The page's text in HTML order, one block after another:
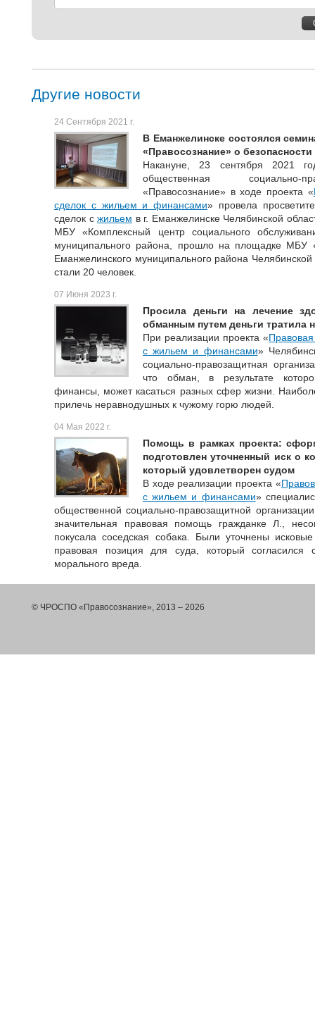
Другие новости
24 Сентября 2021 г.
В Еманжелинске состоялся
«Правосознание» о
Накануне, 23 сентября 2021
общественная социально-
«Правосознание» в ходе проекта «
сделок с жильем и финансами» провела
сделок с жильем в г. Еманжелинске Челябинской
МБУ «Комплексный центр социального
муниципального района, прошло на площадке МБУ
Еманжелинского муниципального района
стали 20 человек.
07 Июня 2023 г.
Просила деньги на лечение
обманным путем деньги тратила
При реализации проекта «
с жильем и финансами»
социально-правозащитная
что обман, в результате
финансы, может касаться разных сфер жизни.
прилечь неравнодушных к чужому горю людей.
04 Мая 2022 г.
Помощь в рамках проекта:
подготовлен уточненный иск о
который удовлетворен судом
В ходе реализации проекта «
с жильем и финансами»
общественной социально-правозащитной
значительная правовая помощь гражданке Л.,
покусала соседская собака. Были уточнены
правовая позиция для суда, который согласился
морального вреда.
© ЧРОСПО «Правосознание», 2013 – 2026